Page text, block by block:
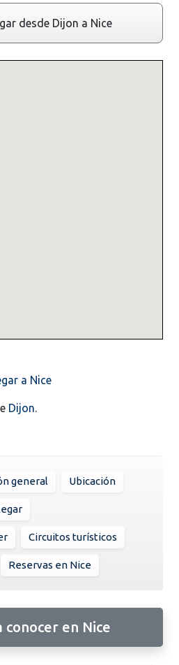
desde Dijon a Nice
a Nice
Dijon.
general Ubicación
Circuitos turísticos
Reservas en Nice
conocer en Nice